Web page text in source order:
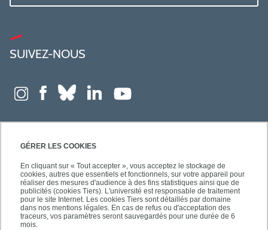
GÉRER LES COOKIES
En cliquant sur « Tout accepter », vous acceptez le stockage de
cookies, autres que essentiels et fonctionnels, sur votre appareil pour
réaliser des mesures d'audience à des fins statistiques ainsi que de
publicités (cookies Tiers). L'université est responsable de traitement
pour le site Internet. Les cookies Tiers sont détaillés par domaine
dans nos mentions légales. En cas de refus ou d'acceptation des
traceurs, vos paramètres seront sauvegardés pour une durée de 6
mois.
SUIVEZ-NOUS